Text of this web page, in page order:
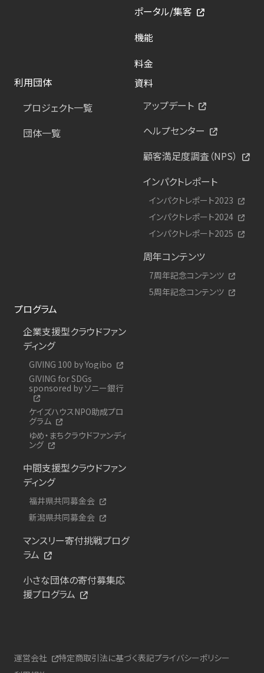
ポータル/集客
機能
料金
利用団体
プロジェクト一覧
団体一覧
資料
アップデート
ヘルプセンター
顧客満足度調査（NPS）
インパクトレポート
インパクトレポート2023
インパクトレポート2024
インパクトレポート2025
周年コンテンツ
7周年記念コンテンツ
5周年記念コンテンツ
プログラム
企業支援型クラウドファン
ディング
GIVING 100 by Yogibo
GIVING for SDGs
sponsored by ソニー銀行
ケイズハウスNPO助成プロ
グラム
ゆめ・まちクラウドファンディ
ング
中間支援型クラウドファン
ディング
福井県共同募金会
新潟県共同募金会
マンスリー寄付挑戦プログ
ラム
小さな団体の寄付募集応
援プログラム
運営会社 特定商取引法に基づく表記プライバシーポリシー